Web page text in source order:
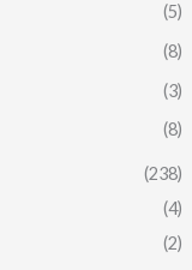
(5)
(8)
(3)
(8)
(238)
(4)
(2)